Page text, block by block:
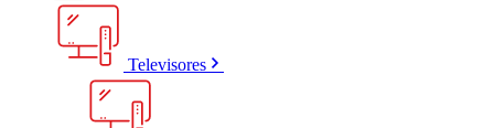
Televisores